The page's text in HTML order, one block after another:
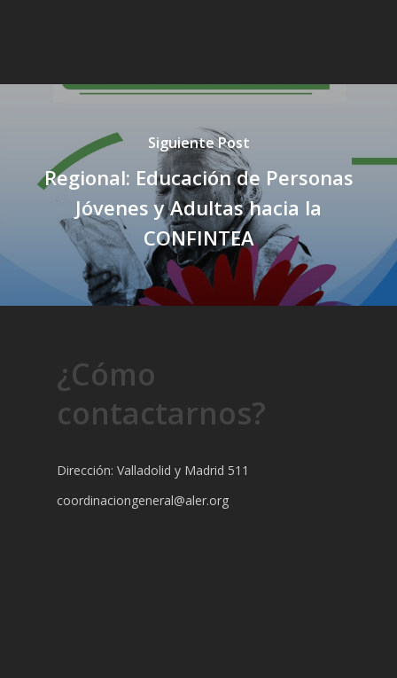
Siguiente Post
Regional: Educación de Personas
Jóvenes y Adultas hacia la
CONFINTEA
¿Cómo
contactarnos?
Dirección: Valladolid y Madrid 511
coordinaciongeneral@aler.org